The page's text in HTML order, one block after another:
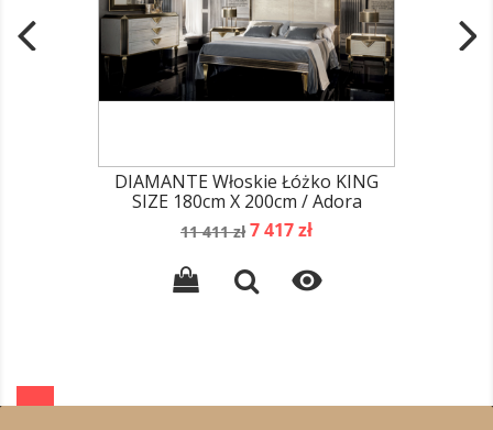
DIAMANTE Włoskie Łóżko KING
SIZE 180cm X 200cm / Adora
Cena
11 411 zł Cena
7 417 zł
